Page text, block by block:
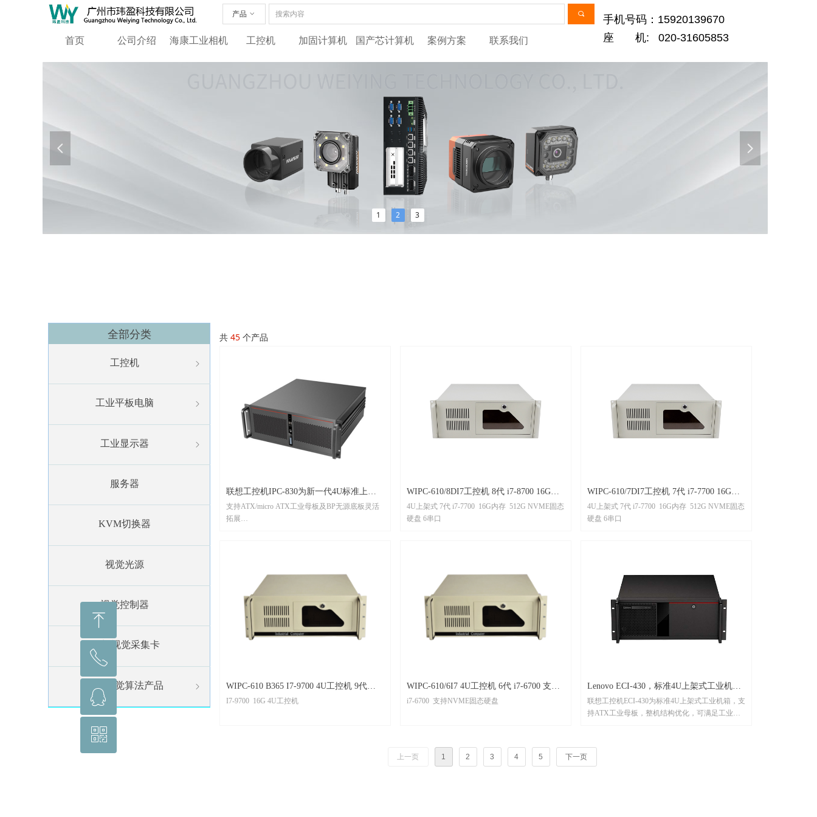
끠
产品 ꀁ
首页 公司介绍 海康工业相机 工控机 加固计算机 国产芯计算机 案例方案 联系我们
手机号码：15920139670
座 机: 020-31605853
全部分类
ꁇ
工控机
ꁇ
工业平板电脑
ꁇ
工业显示器
服务器
KVM切换器
视觉光源
视觉控制器
网卡/视觉采集卡
ꁇ
机器视觉算法产品
共 45 个产品
联想工控机IPC-830为新一代4U标准上架
式工业机箱
支持ATX/micro ATX工业母板及BP无源底板灵活
拓展
蜂窝状进气孔，有效进风面积增大60%，风扁根
据温度调整转速，寿命长、噪音小
支持冗余电源，降低宕机风险，安全可靠
WIPC-610/8DI7工控机 8代 i7-8700 16G内
存 512G NVME高速固态硬盘 6串口 4U尺
4U上架式 7代 i7-7700 16G内存 512G NVME固态
硬盘 6串口
WIPC-610/7DI7工控机 7代 i7-7700 16G内
存 512G NVME高速固态硬盘 6串口 4U尺
4U上架式 7代 i7-7700 16G内存 512G NVME固态
硬盘 6串口
WIPC-610 B365 I7-9700 4U工控机 9代
10USB 6串口
I7-9700 16G 4U工控机
WIPC-610/6I7 4U工控机 6代 i7-6700 支持
NVME高速固态硬盘
i7-6700 支持NVME固态硬盘
Lenovo ECI-430，标准4U上架式工业机
箱，支持ATX工业母板
联想工控机ECI-430为标准4U上架式工业机箱，支
持ATX工业母板，整机结构优化，可满足工业严
轨道交通建设等。
上一页
1 2 3 4 5 下一页
1 2 3
넳 넲
ꁸ
回到顶部
ꂅ
15920139670
ꁗ
QQ客服
ꀥ